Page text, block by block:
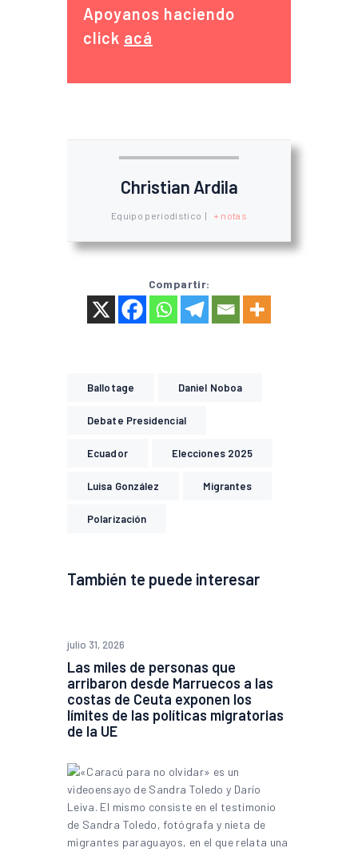
Apoyanos haciendo
click acá
Christian Ardila
Equipo periodístico | + notas
Compartir:
Ballotage Daniel Noboa
Debate Presidencial
Ecuador Elecciones 2025
Luisa González Migrantes
Polarización
También te puede interesar
julio 31, 2026
Las miles de personas que
arribaron desde Marruecos a las
costas de Ceuta exponen los
límites de las políticas migratorias
de la UE